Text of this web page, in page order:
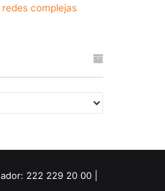
complejas
222 229 20 00 |